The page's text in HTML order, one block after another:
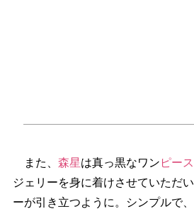
また、 森星は真っ黒なワン ピース
ジェリーを身に着けさせていただ
ーが引き立つように。シンプルで